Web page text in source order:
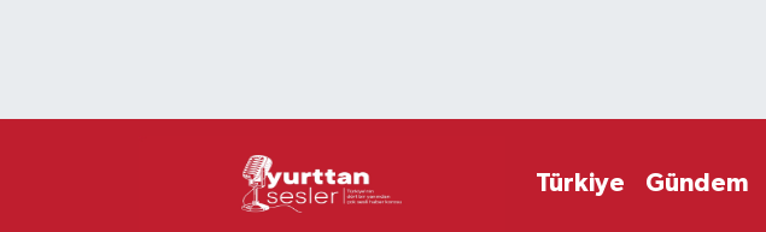
Türkiye Gündem
Süper Lig Puan Durumu ve Fikstür